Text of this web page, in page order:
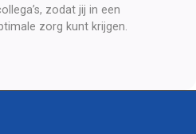
zodat jij in een
zorg kunt krijgen.